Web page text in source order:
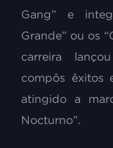
Gang” e
Grande” ou os
carreira
compôs êxitos
atingido a
Nocturno”.